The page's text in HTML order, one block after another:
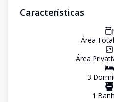
Características
Área Total
Área
3
1